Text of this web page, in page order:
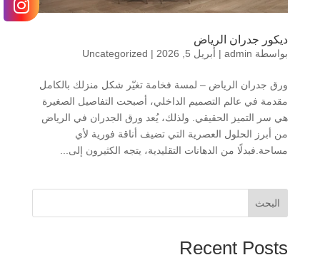
ديكور جدران الرياض
بواسطة admin
| أبريل 5, 2026 |
Uncategorized
ورق جدران الرياض – لمسة فخامة تغيّر شكل منزلك بالكامل
مقدمة في عالم التصميم الداخلي، أصبحت التفاصيل الصغيرة
هي سر التميز الحقيقي. ولذلك، يُعد ورق الجدران في الرياض
من أبرز الحلول العصرية التي تضيف أناقة فورية لأي
مساحة.فبدلًا من الدهانات التقليدية، يتجه الكثيرون إلى...
البحث
Recent Posts